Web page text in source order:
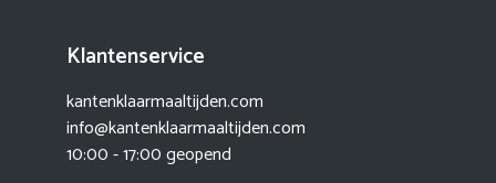
Klantenservice
kantenklaarmaaltijden.com
info@kantenklaarmaaltijden.com
10:00 - 17:00 geopend